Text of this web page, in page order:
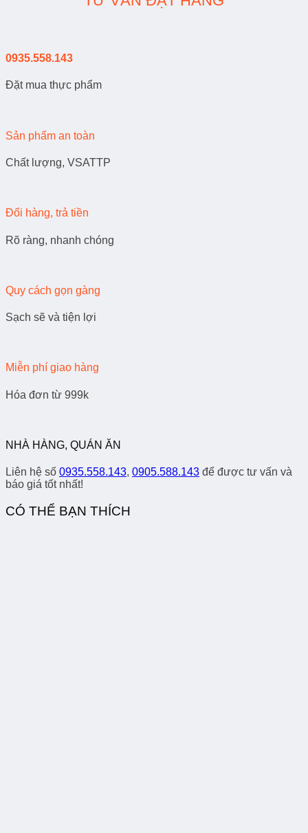
0935.558.143
Đặt mua thực phẩm
Sản phẩm an toàn
Chất lượng, VSATTP
Đổi hàng, trả tiền
Rõ ràng, nhanh chóng
Quy cách gọn gàng
Sạch sẽ và tiện lợi
Miễn phí giao hàng
Hóa đơn từ 999k
NHÀ HÀNG, QUÁN ĂN
Liên hệ số 0935.558.143, 0905.588.143 để được tư vấn và
báo giá tốt nhất!
CÓ THỂ BẠN THÍCH